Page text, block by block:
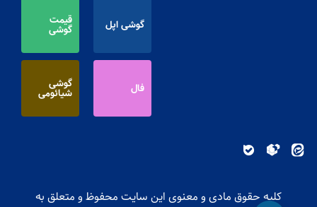
گوشی اپل قیمت
گوشی
فال گوشی
شیائومی
کلیه حقوق مادی و معنوی این سایت محفوظ و متعلق به